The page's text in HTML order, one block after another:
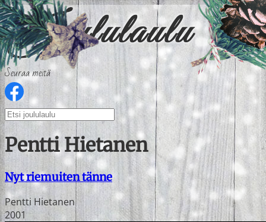
Seuraa meitä
Pentti Hietanen
Nyt riemuiten tänne
Pentti Hietanen
2001